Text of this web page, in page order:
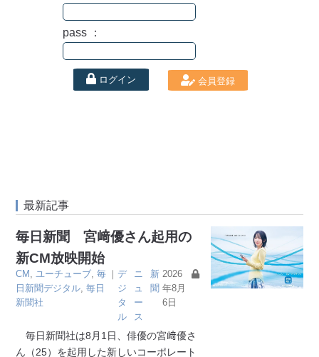
pass ：
ログイン 会員登録
最新記事
毎日新聞 宮﨑優さん起用の
新CM放映開始
CM ,ユーチューブ,毎
日新聞デジタル,毎日
新聞社
｜デ
ジ
タ
ル
ニ
ュ
ー
ス
新
聞
2026
年8月
6日
毎日新聞社は8月1日、俳優の宮﨑優さ
ん（25）を起用した新しいコーポレート